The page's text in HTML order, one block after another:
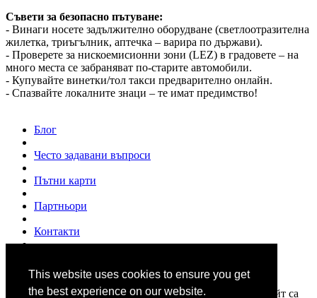
This website uses cookies to ensure you get
the best experience on our website.
Съвети за безопасно пътуване:
- Винаги носете задължително оборудване (светлоотразителна
жилетка, триъгълник, аптечка – варира по държави).
- Проверете за нискоемисионни зони (LEZ) в градовете – на
много места се забраняват по-старите автомобили.
- Купувайте винетки/тол такси предварително онлайн.
- Спазвайте локалните знаци – те имат предимство!
Блог
Често задавани въпроси
Пътни карти
Партньори
Контакти
© 2007 - 2026www.shofior.com. Всички права запазени.
Всички текстове и изображения публикувани в този сайт са